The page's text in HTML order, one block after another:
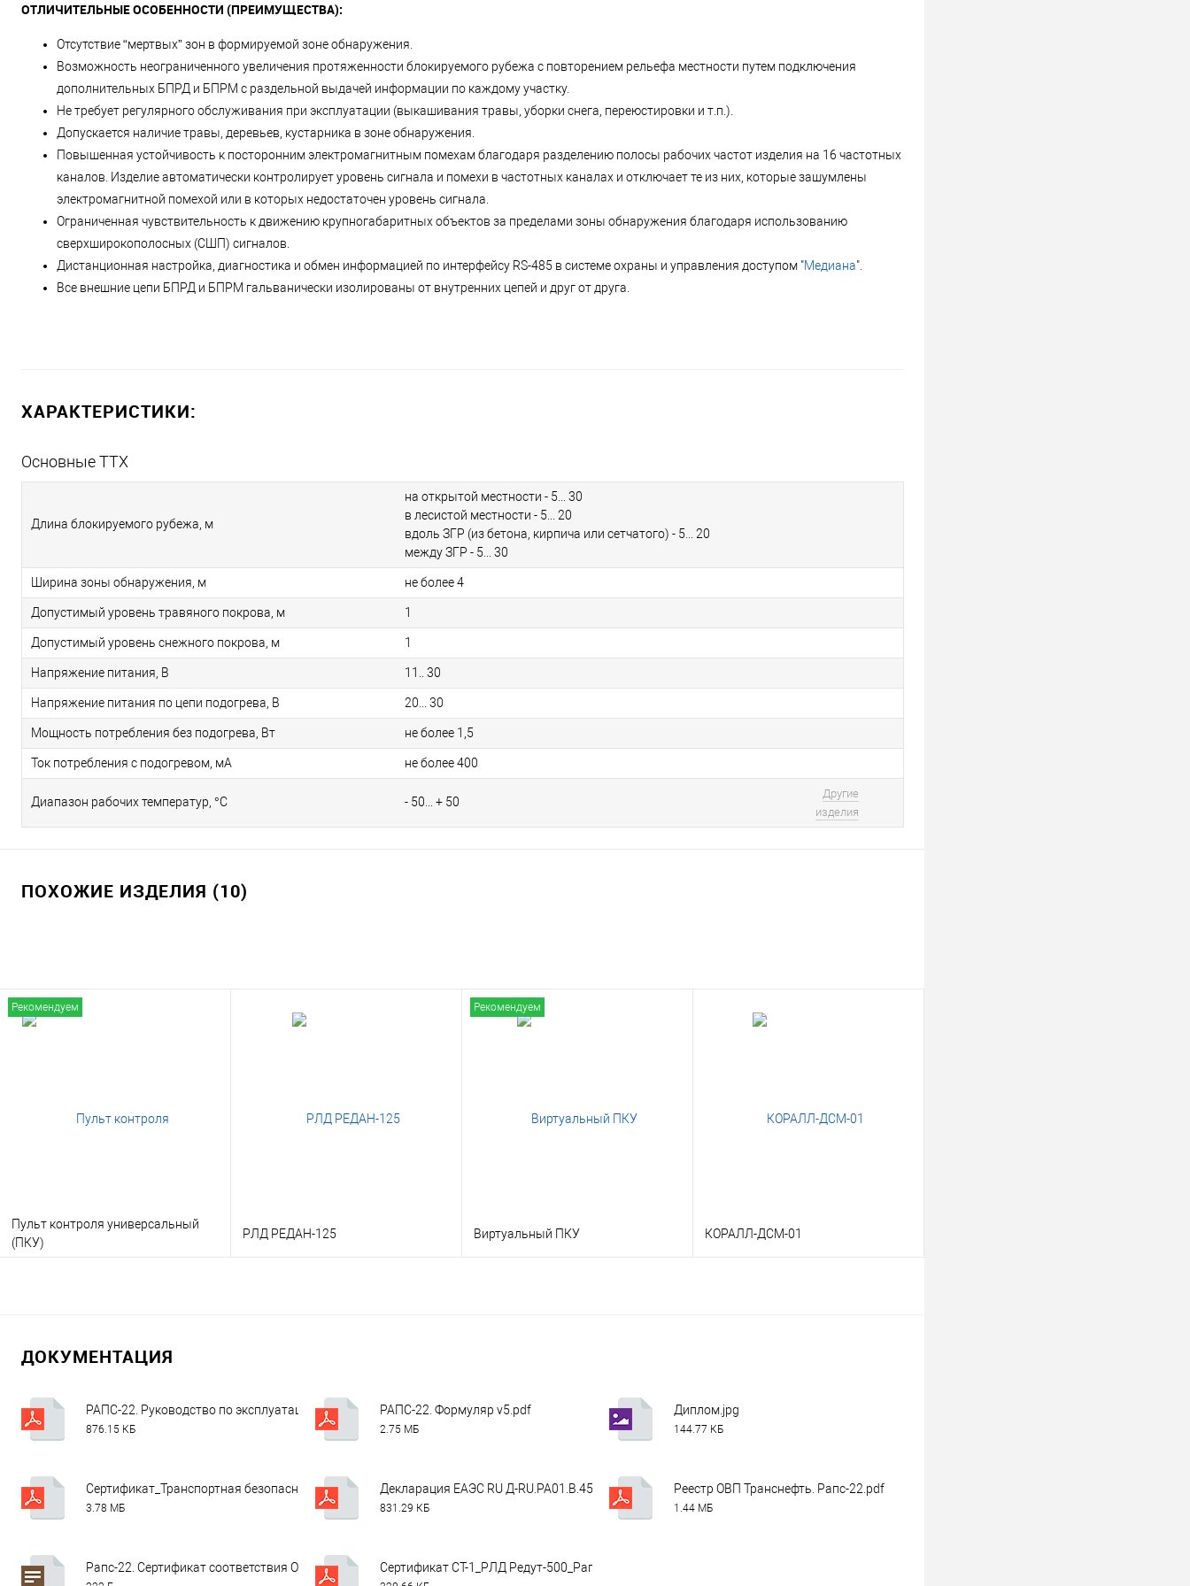
ОТЛИЧИТЕЛЬНЫЕ ОСОБЕННОСТИ (ПРЕИМУЩЕСТВА):
Отсутствие “мертвых” зон в формируемой зоне обнаружения.
Возможность неограниченного увеличения протяженности блокируемого рубежа с повторением рельефа местности путем подключения
дополнительных БПРД и БПРМ с раздельной выдачей информации по каждому участку.
Не требует регулярного обслуживания при эксплуатации (выкашивания травы, уборки снега, переюстировки и т.п.).
Допускается наличие травы, деревьев, кустарника в зоне обнаружения.
Повышенная устойчивость к посторонним электромагнитным помехам благодаря разделению полосы рабочих частот изделия на 16 частотных
каналов. Изделие автоматически контролирует уровень сигнала и помехи в частотных каналах и отключает те из них, которые зашумлены
электромагнитной помехой или в которых недостаточен уровень сигнала.
Ограниченная чувствительность к движению крупногабаритных объектов за пределами зоны обнаружения благодаря использованию
сверхширокополосных (СШП) сигналов.
Дистанционная настройка, диагностика и обмен информацией по интерфейсу RS-485 в системе охраны и управления доступом "Медиана".
Все внешние цепи БПРД и БПРМ гальванически изолированы от внутренних цепей и друг от друга.
ХАРАКТЕРИСТИКИ:
Основные ТТХ
Длина блокируемого рубежа, м
на открытой местности - 5... 30
в лесистой местности - 5... 20
вдоль ЗГР (из бетона, кирпича или сетчатого) - 5... 20
между ЗГР - 5... 30
Ширина зоны обнаружения, м не более 4
Допустимый уровень травяного покрова, м 1
Допустимый уровень снежного покрова, м 1
Напряжение питания, В 11.. 30
Напряжение питания по цепи подогрева, В 20... 30
Мощность потребления без подогрева, Вт не более 1,5
Ток потребления с подогревом, мА не более 400
Диапазон рабочих температур, °С - 50... + 50
Другие
изделия
ПОХОЖИЕ ИЗДЕЛИЯ (10)
Рекомендуем
Пульт контроля универсальный
(ПКУ)
В избранное
Под заказ
РЛД РЕДАН-125
Рекомендуем
Виртуальный ПКУ КОРАЛЛ-ДСМ-01
ДОКУМЕНТАЦИЯ
РАПС-22. Руководство по эксплуатации v11.pdf
876.15 КБ
РАПС-22. Формуляр v5.pdf
2.75 МБ
Диплом.jpg
144.77 КБ
Сертификат_Транспортная безопасность. Медиана (в составе системы).pdf
3.78 МБ
Декларация ЕАЭС RU Д-RU.РА01.В.45864_20.pdf
831.29 КБ
Реестр ОВП Транснефть. Рапс-22.pdf
1.44 МБ
Рапс-22. Сертификат соответствия ОИАЭ по 18.04.2027.txtСертификат СТ-1_РЛД Редут-500_Рапс-22_20 июня 2025.pdf